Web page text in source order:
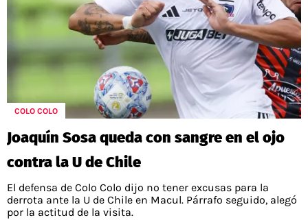
LA LIGA
QUIENES SOMOS
STAFF
TÉRMINOS Y CONDICIONES
AGENDA
POLÍTICAS DE PRIVACIDAD
POLÍTICA EDITORIAL
PUBLICIDAD / ADS
CONTACTO
AD CHOICES
ENTREVISTAS
SELECCIÓN CHILENA
COLO COLO
UNIVERSIDAD DE CHILE
UNIVERSIDAD CATÓLICA
CAMPEONATO NACIONAL
RESULTADOS
TABLA DE POSICIONES
APUESTAS
COLO COLO
Joaquín Sosa queda con sangre en el ojo
contra la U de Chile
El defensa de Colo Colo dijo no tener excusas para la
derrota ante la U de Chile en Macul. Párrafo seguido, alegó
por la actitud de la visita.